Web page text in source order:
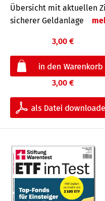
Übersicht mit aktuellen
sicherer Geldanlage
3,00 €
3,00 €